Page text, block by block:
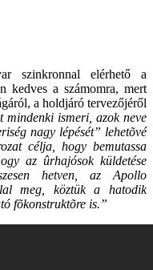
szinkronnal elérhető a
kedves a számomra, mert
a holdjáró tervezőjéről
ismeri, azok neve
nagy lépését” lehetõvé
célja, hogy bemutassa
az ûrhajósok küldetése
hetven, az Apollo
meg, köztük a hatodik
fõkonstruktõre is.”